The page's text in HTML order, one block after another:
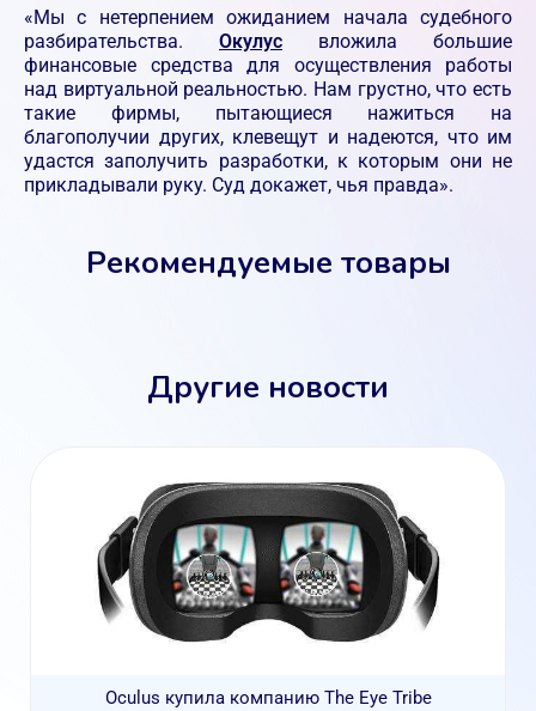
«Мы с нетерпением ожиданием начала судебного
разбирательства. Окулус вложила большие
финансовые средства для осуществления работы
над виртуальной реальностью. Нам грустно, что есть
такие фирмы, пытающиеся нажиться на
благополучии других, клевещут и надеются, что им
удастся заполучить разработки, к которым они не
прикладывали руку. Суд докажет, чья правда».
Рекомендуемые товары
Другие новости
Oculus купила компанию The Eye Tribe